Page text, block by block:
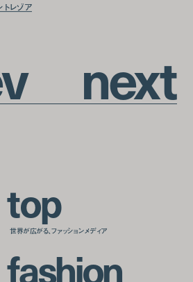
トレゾア
v next
top
世界が広がる、ファッションメディア
fashion